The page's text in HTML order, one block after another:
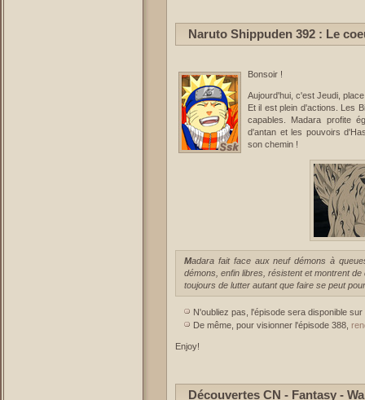
Naruto Shippuden 392 : Le
Bonsoir !
Aujourd'hui, c'est Jeudi,
Et il est plein d'actions. Les
capables. Madara profite
d'antan et les pouvoirs
son chemin !
Madara fait face aux neuf démons à queues pour tenter d'apprivoiser leurs pouvoirs. Mais les
démons, enfin libres, résistent et montrent
toujours de lutter autant que faire se peut
N'oubliez pas, l'épisode sera disponible sur
De même, pour visionner l'épisode 388,
Enjoy!
Découvertes CN - Fantasy -